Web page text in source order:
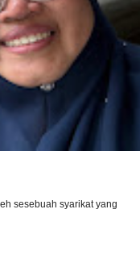
sesebuah syarikat yang